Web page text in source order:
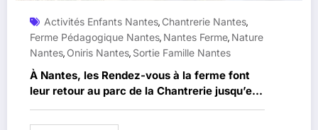
Activités Enfants Nantes, Chantrerie Nantes,
Ferme Pédagogique Nantes, Nantes Ferme, Nature
Nantes, Oniris Nantes, Sortie Famille Nantes
À Nantes, les Rendez-vous à la ferme font
leur retour au parc de la Chantrerie jusqu’en
octobre